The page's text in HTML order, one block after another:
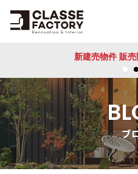
新建売物件 販
ブ